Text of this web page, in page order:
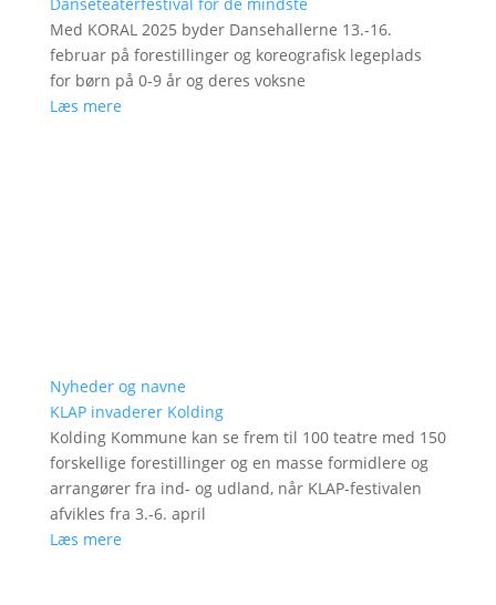
Med KORAL 2025 byder Dansehallerne 13.-16.
februar på forestillinger og koreografisk legeplads
for børn på 0-9 år og deres voksne
Læs mere
Nyheder og navne
KLAP invaderer Kolding
Kolding Kommune kan se frem til 100 teatre med 150
forskellige forestillinger og en masse formidlere og
arrangører fra ind- og udland, når KLAP-festivalen
afvikles fra 3.-6. april
Læs mere